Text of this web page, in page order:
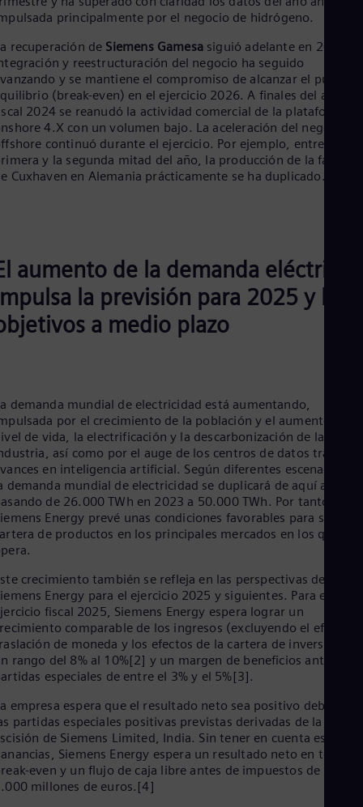
principalmente por el negocio de hidrógeno.
recuperación de Siemens Gamesasiguió adelante en 2024.
y reestructuración del negocio ha seguido
y se mantiene el compromiso de alcanzar el punto
(break-even) en el ejercicio 2026. A finales del año
2024 se reanudó la actividad comercial de la plataforma
4.X con un volumen bajo. La aceleración del negocio
continuó durante el ejercicio. Por ejemplo, entre la
y la segunda mitad del año, la producción de la fábrica
Cuxhaven en Alemania prácticamente se ha duplicado.
aumento de la demanda eléctrica
la previsión para 2025 y los
a medio plazo
demanda mundial de electricidad está aumentando,
por el crecimiento de la población y el aumento del
de vida, la electrificación y la descarbonización de la
así como por el auge de los centros de datos tras los
en inteligencia artificial. Según diferentes
demanda mundial de electricidad se duplicará de aquí a
de 26.000 TWh en 2023 a 50.000 TWh. Por tanto,
Energy prevé unas condiciones favorables para su
de productos en los principales mercados en los que
crecimiento también se refleja en las perspectivas de
Energy para el ejercicio 2025 y siguientes. Para el
fiscal 2025, Siemens Energy espera lograr un
comparable de los ingresos (excluyendo el efecto
de moneda y los efectos de la cartera de inversión)
rango del 8% al 10%[2] y un margen de beneficios antes de
especiales de entre el 3% y el 5%[3].
empresa espera que el resultado neto sea positivo debido a
partidas especiales positivas previstas derivadas de la
de Siemens Limited, India. Sin tener en cuenta estas
Siemens Energy espera un resultado neto en torno
even y un flujo de caja libre antes de impuestos de hasta
millones de euros.[4]